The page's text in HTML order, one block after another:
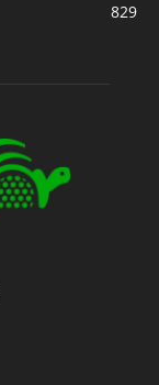
829